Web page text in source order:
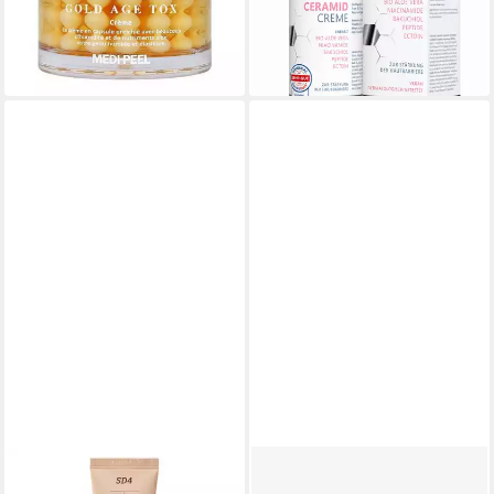
23,90 €
(478,00 €/ 1 kg)
in 4-5 Werktagen bei dir
29,90 € UVP34,90 €
(299,00 €/ 1 kg)
-14%
in 3-4 Werktagen bei dir
DR. REJU-ALL
Tagescreme Dr. Reju, All Dr.